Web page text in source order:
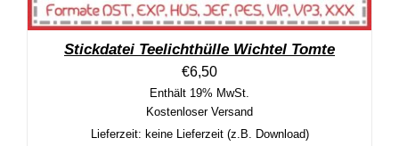
Stickdatei Teelichthülle Wichtel Tomte
€6,50
Enthält 19% MwSt.
Kostenloser Versand
Lieferzeit: keine Lieferzeit (z.B. Download)